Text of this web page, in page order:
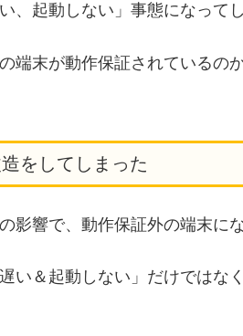
、起動しない」事態になって
端末が動作保証されているの
をしてしまった
影響で、動作保証外の端末に
い＆起動しない」だけではな